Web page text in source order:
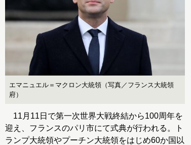
エマニュエル＝マクロン大統領（写真／フランス大統領
府）
11月11日で第一次世界大戦終結から100周年を
迎え、フランスのパリ市にて式典が行われる。ト
ランプ大統領やプーチン大統領をはじめ60か国以